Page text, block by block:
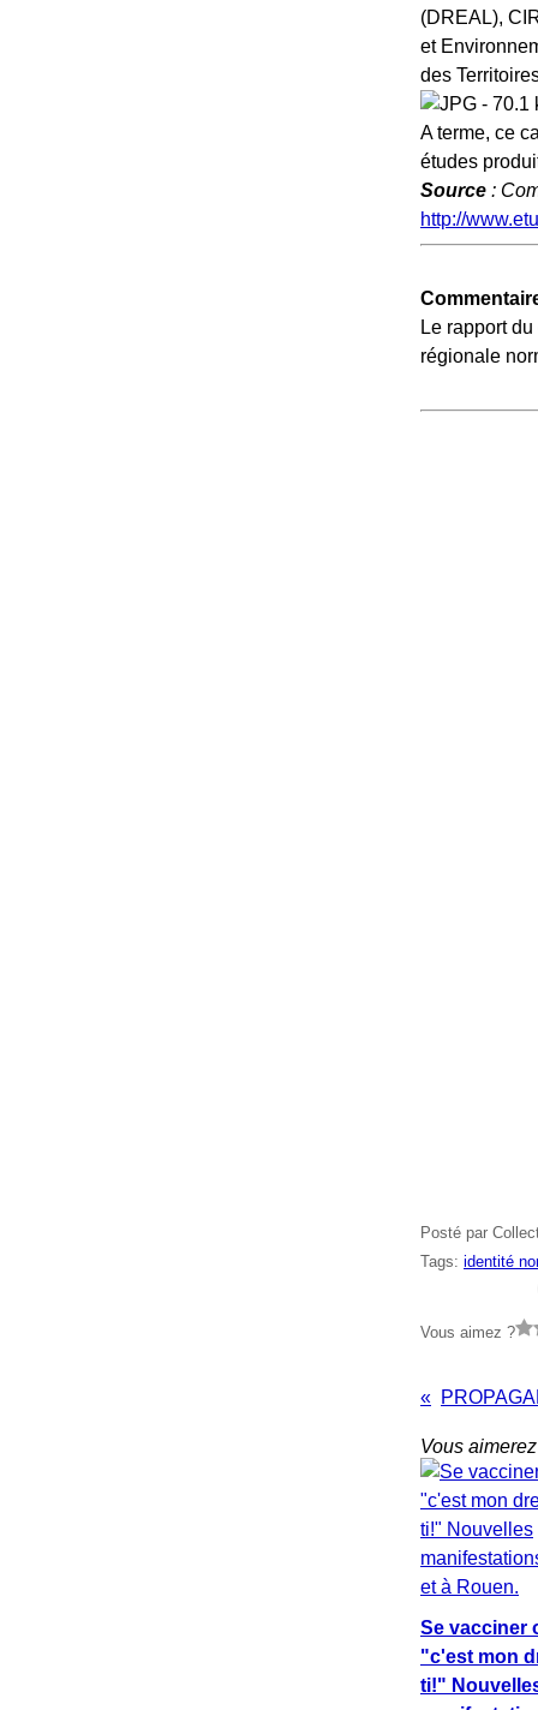
(DREAL),
et
des
A terme, ce
études
Source :
http://
Le rapport
régionale
Posté par
Tags: identité
Vous aimez ?
Vous
Se vacciner
"c'est mon
ti!"